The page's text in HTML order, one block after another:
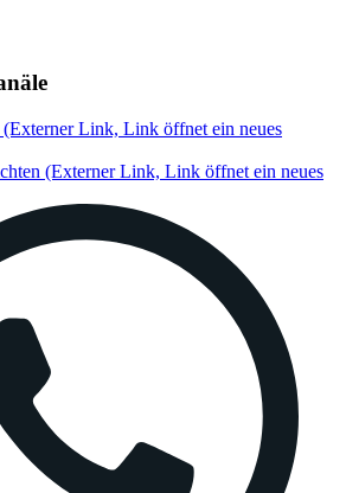
(Externer Link, Link öffnet ein neues
(Externer Link, Link öffnet ein neues